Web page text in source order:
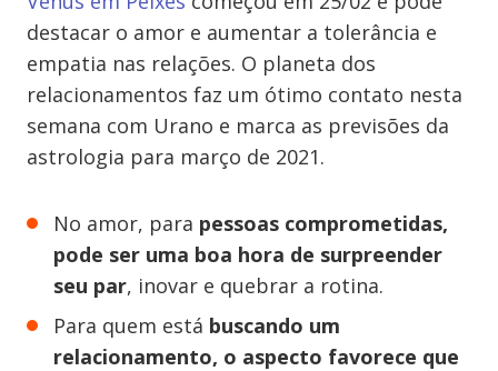
destacar o amor e aumentar a tolerância e
empatia nas relações. O planeta dos
relacionamentos faz um ótimo contato nesta
semana com Urano e marca as previsões da
astrologia para março de 2021.
No amor, para pessoas comprometidas,
pode ser uma boa hora de surpreender
seu par, inovar e quebrar a rotina.
Para quem está buscando um
relacionamento, o aspecto favorece que